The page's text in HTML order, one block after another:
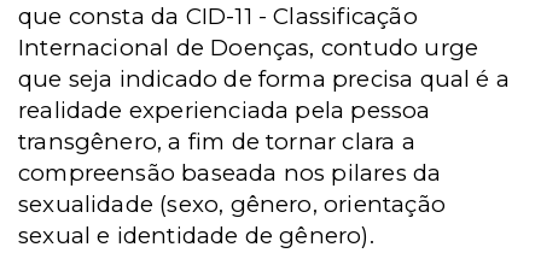
que consta da CID-11 - Classificação
Internacional de Doenças, contudo urge
que seja indicado de forma precisa qual é a
realidade experienciada pela pessoa
transgênero, a fim de tornar clara a
compreensão baseada nos pilares da
sexualidade (sexo, gênero, orientação
sexual e identidade de gênero).